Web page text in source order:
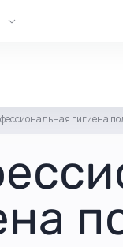
гигиена